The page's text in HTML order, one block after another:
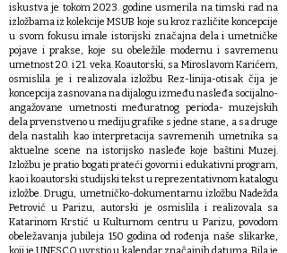
iskustva je tokom 2023. godine usmerila na timski rad na
izložbama iz kolekcije MSUB koje su kroz različite koncepcije
u svom fokusu imale istorijski značajna dela i umetničke
pojave i prakse, koje su obeležile modernu i savremenu
umetnost 20. i 21. veka. Koautorski, sa Miroslavom Karićem,
osmislila je i realizovala izložbu Rez-linija-otisak čija je
koncepcija zasnovana na dijalogu između nasleđa socijalno-
angažovane umetnosti međuratnog perioda- muzejskih
dela prvenstveno u mediju grafike s jedne stane, a sa druge
dela nastalih kao interpretacija savremenih umetnika sa
aktuelne scene na istorijsko nasleđe koje baštini Muzej.
Izložbu je pratio bogati prateći govorni i edukativni program,
kao i koautorski studijski tekst u reprezentativnom katalogu
izložbe. Drugu, umetničko-dokumentarnu izložbu Nadežda
Petrović u Parizu, autorski je osmislila i realizovala sa
Katarinom Krstić u Kulturnom centru u Parizu, povodom
obeležavanja jubileja 150 godina od rođenja naše slikarke,